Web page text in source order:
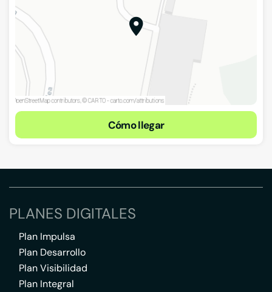
Cómo llegar
PLANES DIGITALES
Plan Impulsa
Plan Desarrollo
Plan Visibilidad
Plan Integral